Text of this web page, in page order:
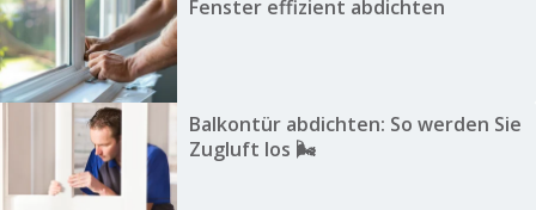
Fenster effizient abdichten
Balkontür abdichten: So werden Sie
Zugluft los 🌬️